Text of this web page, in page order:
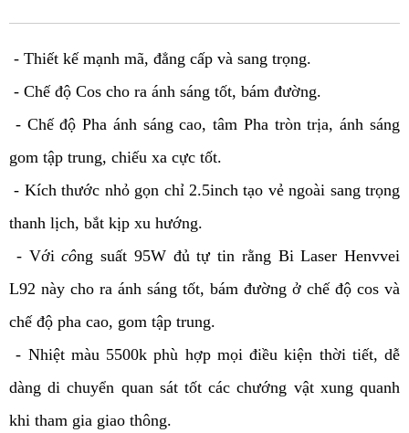
- Thiết kế mạnh mã, đẳng cấp và sang trọng.
- Chế độ Cos cho ra ánh sáng tốt, bám đường.
- Chế độ Pha ánh sáng cao, tâm Pha tròn trịa, ánh sáng
gom tập trung, chiếu xa cực tốt.
- Kích thước nhỏ gọn chỉ 2.5inch tạo vẻ ngoài sang trọng
thanh lịch, bắt kịp xu hướng.
- Vớicông suất 95W đủ tự tin rằng Bi Laser Henvvei
L92 này cho ra ánh sáng tốt, bám đường ở chế độ cos và
chế độ pha cao, gom tập trung.
- Nhiệt màu 5500k phù hợp mọi điều kiện thời tiết, dễ
dàng di chuyển quan sát tốt các chướng vật xung quanh
khi tham gia giao thông.